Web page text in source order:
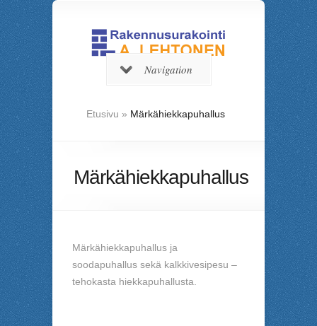
Navigation
Etusivu » Märkähiekkapuhallus
Märkähiekkapuhallus
Märkähiekkapuhallus ja
soodapuhallus sekä kalkkivesipesu –
tehokasta hiekkapuhallusta.